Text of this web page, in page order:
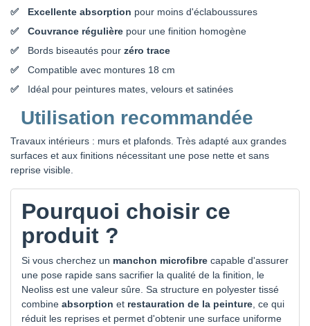
Excellente absorption pour moins d'éclaboussures
Couvrance régulière pour une finition homogène
Bords biseautés pour zéro trace
Compatible avec montures 18 cm
Idéal pour peintures mates, velours et satinées
Utilisation recommandée
Travaux intérieurs : murs et plafonds. Très adapté aux grandes
surfaces et aux finitions nécessitant une pose nette et sans
reprise visible.
Pourquoi choisir ce
produit ?
Si vous cherchez un manchon microfibre capable d'assurer
une pose rapide sans sacrifier la qualité de la finition, le
Neoliss est une valeur sûre. Sa structure en polyester tissé
combine absorption et restauration de la peinture , ce qui
réduit les reprises et permet d'obtenir une surface uniforme